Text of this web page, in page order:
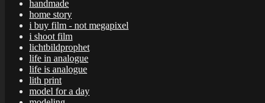
handmade
home story
i buy film - not megapixel
i shoot film
lichtbildprophet
life in analogue
life is analogue
lith print
model for a day